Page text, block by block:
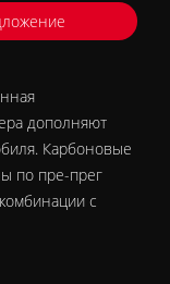
дополняют
Карбоновые
по пре-прег
с